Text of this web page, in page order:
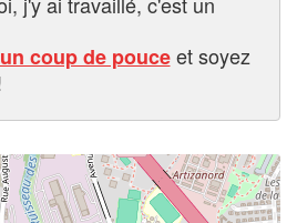
coup de pouceet soyez